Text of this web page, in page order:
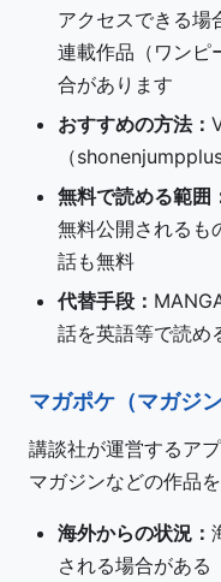
アクセスできる場
連載作品（ワンピ
合があります
おすすめの方法：
（
無料で読める範囲
無料公開されるも
話も無料
代替手段：
話を英語等で読め
マガポケ（マガジ
講談社が運営するア
マガジンなどの作品
海外からの状況：
される場合がある